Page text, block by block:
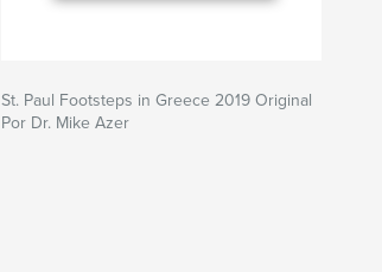
St. Paul Footsteps in Greece 2019 Original
Por Dr. Mike Azer